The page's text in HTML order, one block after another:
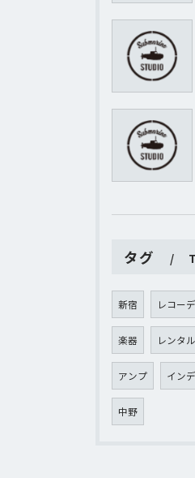
タグ
新宿 レコー
楽器 レンタル
アンプ イン
中野